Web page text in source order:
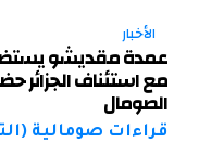
الأخبار
عمدة مقديشو
مع استئناف الجزائر
الصومال
قراءات صومالية